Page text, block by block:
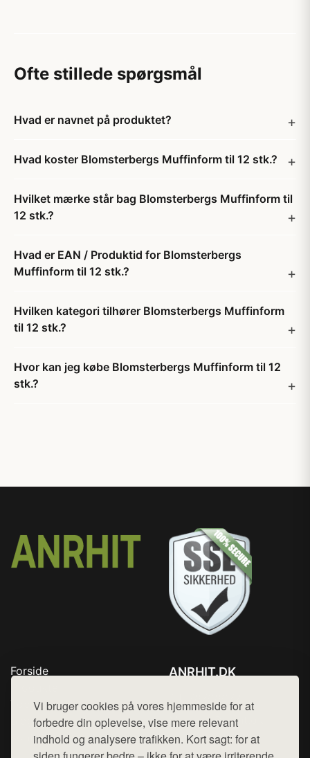
Vi bruger cookies på vores hjemmeside for at
forbedre din oplevelse, vise mere relevant
indhold og analysere trafikken. Kort sagt: for at
Ofte stillede spørgsmål
Hvad er navnet på produktet?
Hvad koster Blomsterbergs Muffinform til 12 stk.?
Hvilket mærke står bag Blomsterbergs Muffinform til
12 stk.?
Hvad er EAN / Produktid for Blomsterbergs
Muffinform til 12 stk.?
Hvilken kategori tilhører Blomsterbergs Muffinform
til 12 stk.?
Hvor kan jeg købe Blomsterbergs Muffinform til 12
stk.?
Forside
Top Rabatter
Blog
Kontakt
ANRHIT.DK
Mail: hej@want.dk
Cookie- og privatlivspolitik